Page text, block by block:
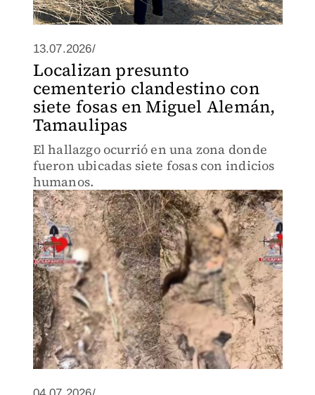
13.07.2026/
Localizan presunto
cementerio clandestino con
siete fosas en Miguel Alemán,
Tamaulipas
El hallazgo ocurrió en una zona donde
fueron ubicadas siete fosas con indicios
humanos.